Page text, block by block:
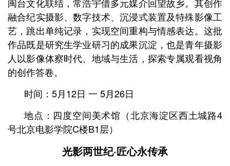
闽台文化联结，常浩宇借多元媒介回望故乡。其创作
融合纪实摄影、数字技术、沉浸式装置及特殊影像工
艺，跳出单纯记录，实现空间重构与情感表达。这批
作品既是研究生学业研习的成果沉淀，也是青年摄影
人以影像体察时代、地域与生活，探索专属观看视角
的创作答卷。
时间：5月12日 一 5月26日
地点：四度空间美术馆 （北京海淀区西土城路4
号北京电影学院C楼B1层）
光影两世纪·匠心永传承